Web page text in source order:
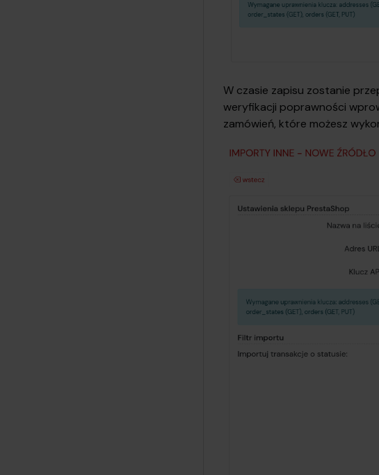
W czasie zapisu zostanie
weryfikacji poprawności
zamówień, które możesz